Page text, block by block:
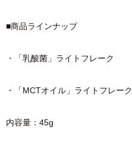
■商品ラインナップ
・「乳酸菌」ライトフレーク
・「MCTオイル」ライトフレーク
内容量：45g